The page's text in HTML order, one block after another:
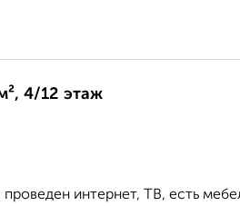
4/12 этаж
интернет, ТВ, есть